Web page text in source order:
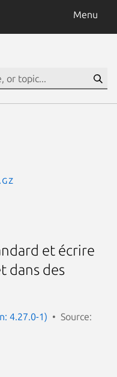
Menu
et écrire
dans des
4.27.0-1)
Source: